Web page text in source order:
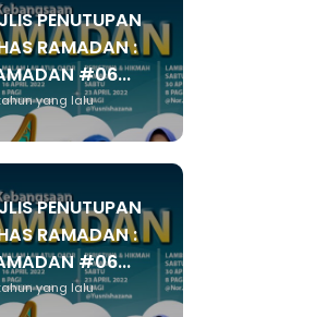
PENUTUPAN
RAMADAN :
#06...
yang lalu
PENUTUPAN
RAMADAN :
#06...
yang lalu